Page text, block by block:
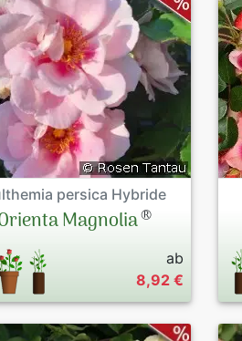
persica Hybride
Magnolia®
ab
8,92 €